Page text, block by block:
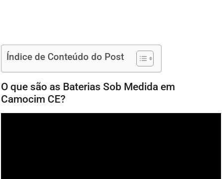
Índice de Conteúdo do Post
O que são as Baterias Sob Medida em
Camocim CE?